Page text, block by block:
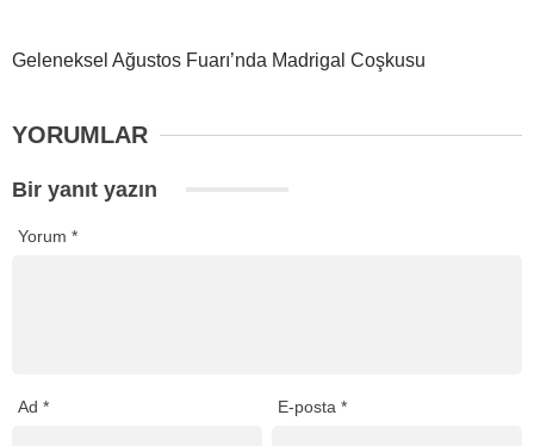
Geleneksel Ağustos Fuarı’nda Madrigal Coşkusu
YORUMLAR
Bir yanıt yazın
Yorum *
Ad * E-posta*